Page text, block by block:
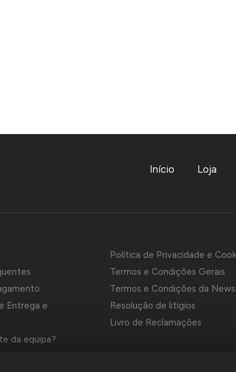
Início Loja
Entrega e
da equipa?
Política de Privacidade e
Termos e Condições Gerais
Termos e Condições da
Resolução de litígios
Livro de Reclamações